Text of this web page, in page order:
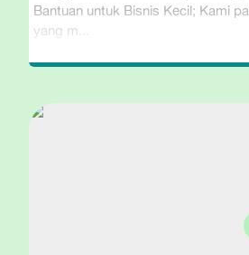
Bantuan untuk Bisnis Kecil; Kami
yang m...